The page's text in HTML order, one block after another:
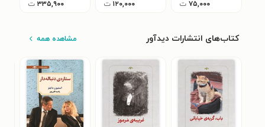
۷۵,۰۰۰ ت ۱۲۰,۰۰۰ ت ۳۳۵,۹۰۰ ت
کتاب‌های انتشارات دیدآور مشاهده همه